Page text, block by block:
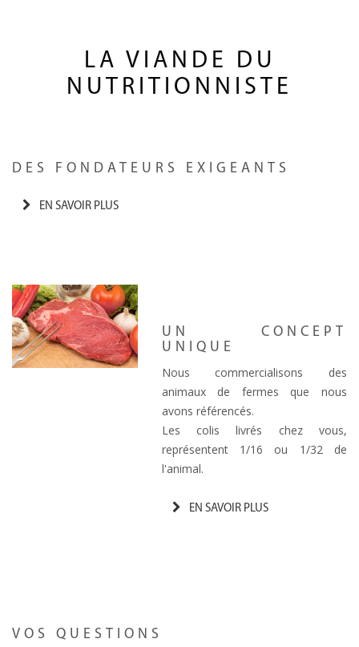
LA VIANDE DU
NUTRITIONNISTE
DES FONDATEURS EXIGEANTS
EN SAVOIR PLUS
UN CONCEPT
UNIQUE
Nous commercialisons des
animaux de fermes que nous
avons référencés.
Les colis livrés chez vous,
représentent 1/16 ou 1/32 de
l'animal.
EN SAVOIR PLUS
VOS QUESTIONS